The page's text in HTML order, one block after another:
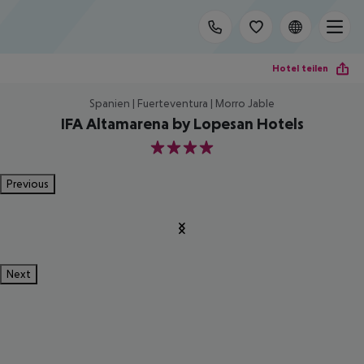
Hotel teilen
Spanien | Fuerteventura | Morro Jable
IFA Altamarena by Lopesan Hotels
4
Previous
Next